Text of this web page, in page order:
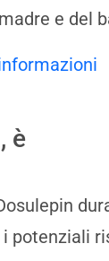
e del
è
potenziali